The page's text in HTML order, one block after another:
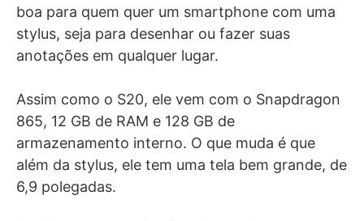
boa para quem quer um smartphone com uma
stylus, seja para desenhar ou fazer suas
anotações em qualquer lugar.
Assim como o S20, ele vem com o Snapdragon
865, 12 GB de RAM e 128 GB de
armazenamento interno. O que muda é que
além da stylus, ele tem uma tela bem grande, de
6,9 polegadas.